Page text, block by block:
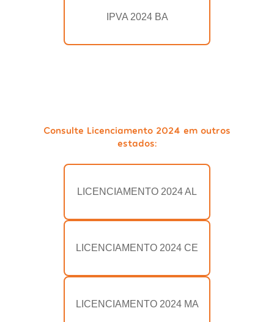
IPVA 2024 BA
Consulte Licenciamento 2024 em outros
estados:
LICENCIAMENTO 2024 AL
LICENCIAMENTO 2024 CE
LICENCIAMENTO 2024 MA